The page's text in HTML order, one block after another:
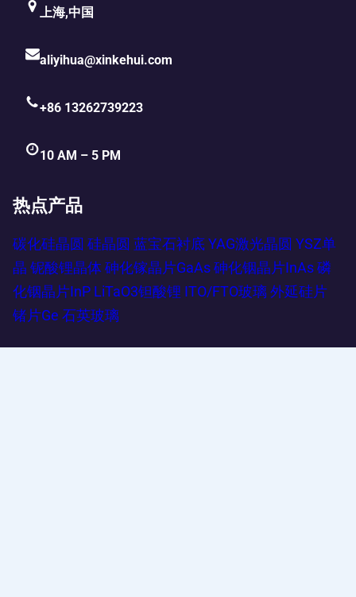
上海,中国
aliyihua@xinkehui.com
+86 13262739223
10 AM – 5 PM
热点产品
碳化硅晶圆 硅晶圆 蓝宝石衬底 YAG激光晶圆 YSZ单
晶 铌酸锂晶体 砷化镓晶片GaAs 砷化铟晶片InAs 磷
化铟晶片InP LiTaO3钽酸锂 ITO/FTO玻璃 外延硅片
锗片Ge 石英玻璃